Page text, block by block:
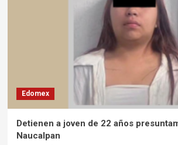
Edomex
Detienen a joven de 22 años
Naucalpan